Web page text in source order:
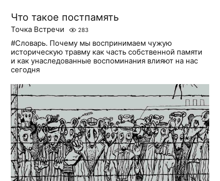
Что такое постпамять
Точка Встречи 283
#Словарь. Почему мы воспринимаем чужую
историческую травму как часть собственной памяти
и как унаследованные воспоминания влияют на нас
сегодня